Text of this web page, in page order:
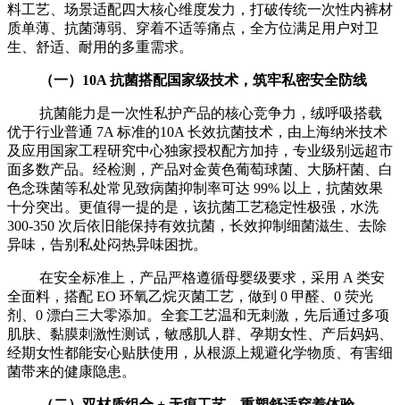
料工艺、场景适配四大核心维度发力，打破传统一次性内裤材
质单薄、抗菌薄弱、穿着不适等痛点，全方位满足用户对卫
生、舒适、耐用的多重需求。
（一）10A 抗菌搭配国家级技术，筑牢私密安全防线
抗菌能力是一次性私护产品的核心竞争力，绒呼吸搭载
优于行业普通 7A 标准的10A 长效抗菌技术，由上海纳米技术
及应用国家工程研究中心独家授权配方加持，专业级别远超市
面多数产品。经检测，产品对金黄色葡萄球菌、大肠杆菌、白
色念珠菌等私处常见致病菌抑制率可达 99% 以上，抗菌效果
十分突出。更值得一提的是，该抗菌工艺稳定性极强，水洗
300-350 次后依旧能保持有效抗菌，长效抑制细菌滋生、去除
异味，告别私处闷热异味困扰。
在安全标准上，产品严格遵循母婴级要求，采用 A 类安
全面料，搭配 EO 环氧乙烷灭菌工艺，做到 0 甲醛、0 荧光
剂、0 漂白三大零添加。全套工艺温和无刺激，先后通过多项
肌肤、黏膜刺激性测试，敏感肌人群、孕期女性、产后妈妈、
经期女性都能安心贴肤使用，从根源上规避化学物质、有害细
菌带来的健康隐患。